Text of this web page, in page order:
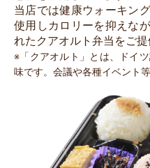
当店では健康ウォーキン
使用しカロリーを抑えな
れたクアオルト弁当をご提
※「クアオルト」とは、ドイ
味です。会議や各種イベント